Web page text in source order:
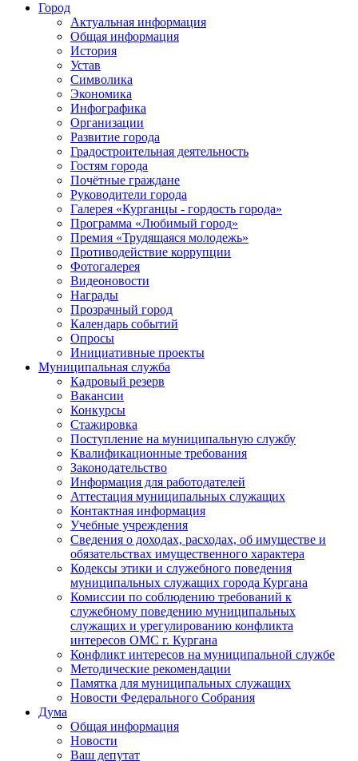
Город
Актуальная информация
Общая информация
История
Устав
Символика
Экономика
Инфографика
Организации
Развитие города
Градостроительная деятельность
Гостям города
Почётные граждане
Руководители города
Галерея «Курганцы - гордость города»
Программа «Любимый город»
Премия «Трудящаяся молодежь»
Противодействие коррупции
Фотогалерея
Видеоновости
Награды
Прозрачный город
Календарь событий
Опросы
Инициативные проекты
Муниципальная служба
Кадровый резерв
Вакансии
Конкурсы
Стажировка
Поступление на муниципальную службу
Квалификационные требования
Законодательство
Информация для работодателей
Аттестация муниципальных служащих
Контактная информация
Учебные учреждения
Сведения о доходах, расходах, об имуществе и
обязательствах имущественного характера
Кодексы этики и служебного поведения
муниципальных служащих города Кургана
Комиссии по соблюдению требований к
служебному поведению муниципальных
служащих и урегулированию конфликта
интересов ОМС г. Кургана
Конфликт интересов на муниципальной службе
Методические рекомендации
Памятка для муниципальных служащих
Новости Федерального Cобрания
Дума
Общая информация
Новости
Ваш депутат